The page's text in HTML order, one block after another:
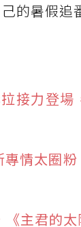
的暑假追
接力登場
情太圈
主君的